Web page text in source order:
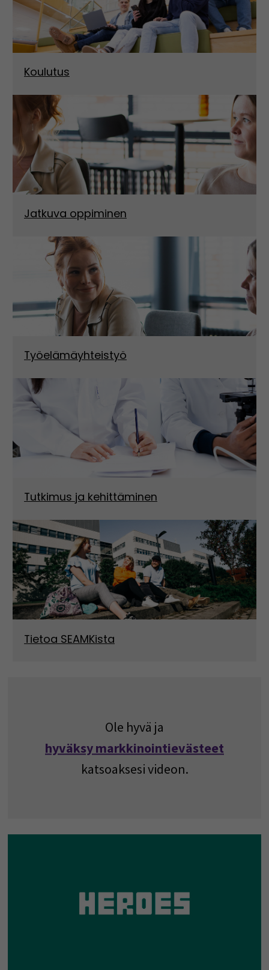
Koulutus
Jatkuva oppiminen
Työelämäyhteistyö
Tutkimus ja kehittäminen
Tietoa SEAMKista
Ole hyvä ja
hyväksy markkinointievästeet
katsoaksesi videon.